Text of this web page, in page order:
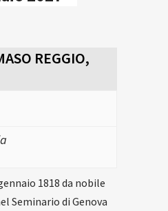
REGGIO,
1818 da nobile
Seminario di Genova